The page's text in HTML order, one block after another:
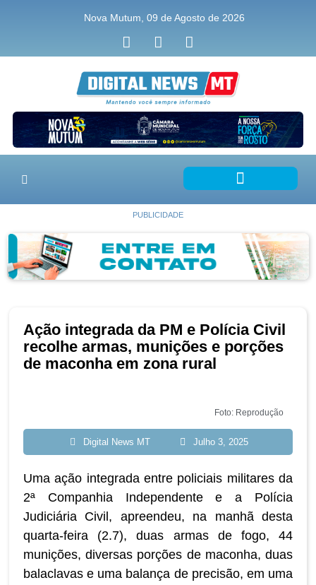
Nova Mutum, 09 de Agosto de 2026
PUBLICIDADE
Ação integrada da PM e Polícia Civil
recolhe armas, munições e porções
de maconha em zona rural
Foto: Reprodução
Digital News MT Julho 3, 2025
Uma ação integrada entre policiais militares da
2ª Companhia Independente e a Polícia
Judiciária Civil, apreendeu, na manhã desta
quarta-feira (2.7), duas armas de fogo, 44
munições, diversas porções de maconha, duas
balaclavas e uma balança de precisão, em uma